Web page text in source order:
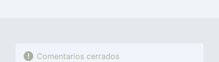
Comentarios cerrados